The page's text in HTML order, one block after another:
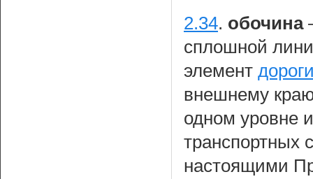
2.34. обочина
сплошной
элемент
внешнему
одном уровне
транспортных
настоящими